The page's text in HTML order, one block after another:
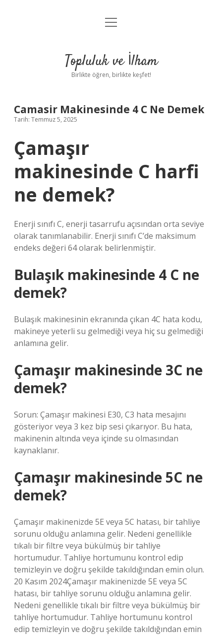
Anasayfa
Yasal Uyarı
menüyü
Topluluk ve İlham
Birlikte öğren, birlikte keşfet!
Camasir Makinesinde 4 C Ne Demek
Tarih: Temmuz 5, 2025
Çamaşır
makinesinde C harfi
ne demek?
Enerji sınıfı C, enerji tasarrufu açısından orta seviye
olarak tanımlanabilir. Enerji sınıfı C’de maksimum
endeks değeri 64 olarak belirlenmiştir.
Bulaşık makinesinde 4 C ne
demek?
Bulaşık makinesinin ekranında çıkan 4C hata kodu,
makineye yeterli su gelmediği veya hiç su gelmediği
anlamına gelir.
Çamaşır makinesinde 3C ne
demek?
Sorun: Çamaşır makinesi E30, C3 hata mesajını
gösteriyor veya 3 kez bip sesi çıkarıyor. Bu hata,
makinenin altında veya içinde su olmasından
kaynaklanır.
Çamaşır makinesinde 5C ne
demek?
Çamaşır makinenizde 5E veya 5C hatası, bir tahliye
sorunu olduğu anlamına gelir. Nedeni genellikle
tıkalı bir filtre veya bükülmüş bir tahliye
hortumudur. Tahliye hortumunu kontrol edip
temizleyin ve doğru şekilde takıldığından emin olun.
20 Kasım 2024Çamaşır makinenizde 5E veya 5C
hatası, bir tahliye sorunu olduğu anlamına gelir.
Nedeni genellikle tıkalı bir filtre veya bükülmüş bir
tahliye hortumudur. Tahliye hortumunu kontrol
edip temizleyin ve doğru şekilde takıldığından emin